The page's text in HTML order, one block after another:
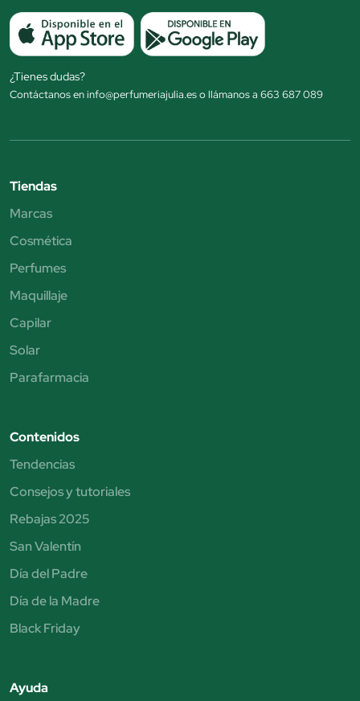
¿Tienes dudas?
Contáctanos en info@perfumeriajulia.es o llámanos a 663 687 089
Tiendas
Marcas
Cosmética
Perfumes
Maquillaje
Capilar
Solar
Parafarmacia
Contenidos
Tendencias
Consejos y tutoriales
Rebajas 2025
San Valentín
Día del Padre
Día de la Madre
Black Friday
Ayuda